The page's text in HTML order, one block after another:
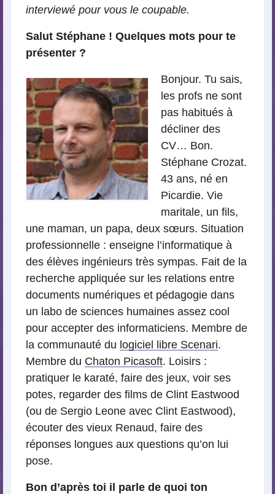
interviewé pour vous le coupable.
Salut Stéphane ! Quelques mots pour te
présenter ?
Bonjour. Tu sais,
les profs ne sont
pas habitués à
décliner des
CV… Bon.
Stéphane Crozat.
43 ans, né en
Picardie. Vie
maritale, un fils,
une maman, un papa, deux sœurs. Situation
professionnelle : enseigne l’informatique à
des élèves ingénieurs très sympas. Fait de la
recherche appliquée sur les relations entre
documents numériques et pédagogie dans
un labo de sciences humaines assez cool
pour accepter des informaticiens. Membre de
la communauté du logiciel libre Scenari.
Membre du Chaton Picasoft. Loisirs :
pratiquer le karaté, faire des jeux, voir ses
potes, regarder des films de Clint Eastwood
(ou de Sergio Leone avec Clint Eastwood),
écouter des vieux Renaud, faire des
réponses longues aux questions qu’on lui
pose.
Bon d’après toi il parle de quoi ton